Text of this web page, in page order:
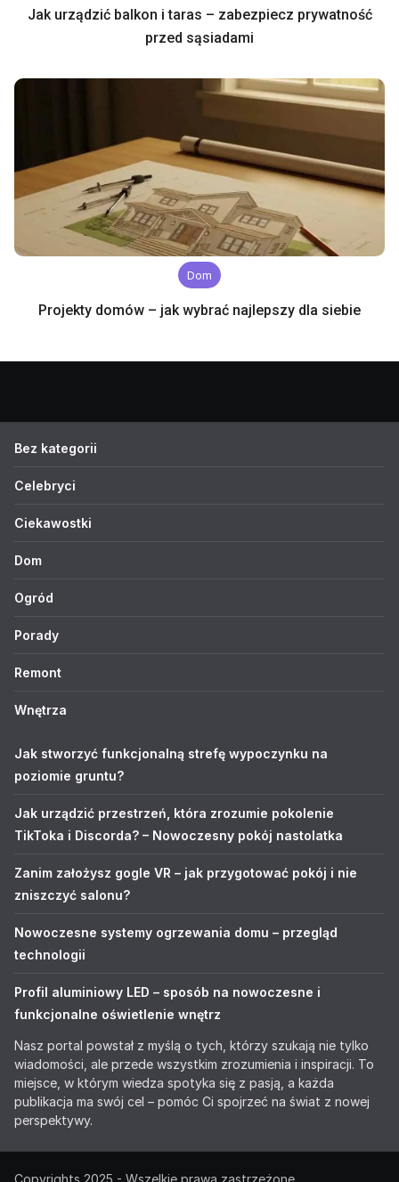
Jak urządzić balkon i taras – zabezpiecz prywatność
przed sąsiadami
Dom
Projekty domów – jak wybrać najlepszy dla siebie
Bez kategorii
Celebryci
Ciekawostki
Dom
Ogród
Porady
Remont
Wnętrza
Jak stworzyć funkcjonalną strefę wypoczynku na
poziomie gruntu?
Jak urządzić przestrzeń, która zrozumie pokolenie
TikToka i Discorda? – Nowoczesny pokój nastolatka
Zanim założysz gogle VR – jak przygotować pokój i nie
zniszczyć salonu?
Nowoczesne systemy ogrzewania domu – przegląd
technologii
Profil aluminiowy LED – sposób na nowoczesne i
funkcjonalne oświetlenie wnętrz
Nasz portal powstał z myślą o tych, którzy szukają nie tylko
wiadomości, ale przede wszystkim zrozumienia i inspiracji. To
miejsce, w którym wiedza spotyka się z pasją, a każda
publikacja ma swój cel – pomóc Ci spojrzeć na świat z nowej
perspektywy.
Copyrights 2025 - Wszelkie prawa zastrzeżone